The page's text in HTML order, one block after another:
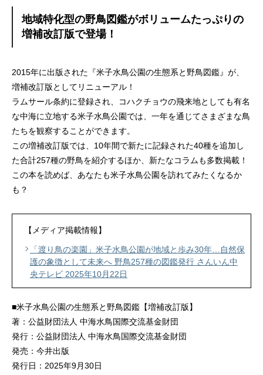
地域特化型の野鳥図鑑がボリュームたっぷりの
増補改訂版で登場！
2015年に出版された『米子水鳥公園の生態系と野鳥図鑑』が、
増補改訂版としてリニューアル！
ラムサール条約に登録され、コハクチョウの飛来地としても有名
な中海に立地する米子水鳥公園では、一年を通じてさまざまな鳥
たちを観察することができます。
この増補改訂版では、10年間で新たに記録された40種を追加し
た合計257種の野鳥を紹介するほか、新たなコラムも多数掲載！
この本を読めば、あなたも米子水鳥公園を訪れてみたくなるか
も？
「渡り鳥の楽園」米子水鳥公園が地域と歩み30年…自然保
護の象徴として未来へ 野鳥257種の図鑑発行 さんいん中
央テレビ 2025年10月22日
■米子水鳥公園の生態系と野鳥図鑑【増補改訂版】
著：公益財団法人 中海水鳥国際交流基金財団
発行：公益財団法人 中海水鳥国際交流基金財団
発売：今井出版
発行日：2025年9月30日